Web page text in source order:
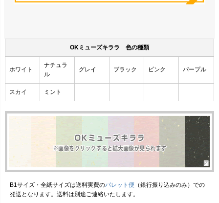
OKミューズキララ 色の種類
ホワイト
ナチュラ
ル
グレイ ブラック ピンク パープル
スカイ ミント
B1サイズ・全紙サイズは送料実費のパレット便 （銀行振り込みのみ）での
発送となります。送料は別途ご連絡いたします。